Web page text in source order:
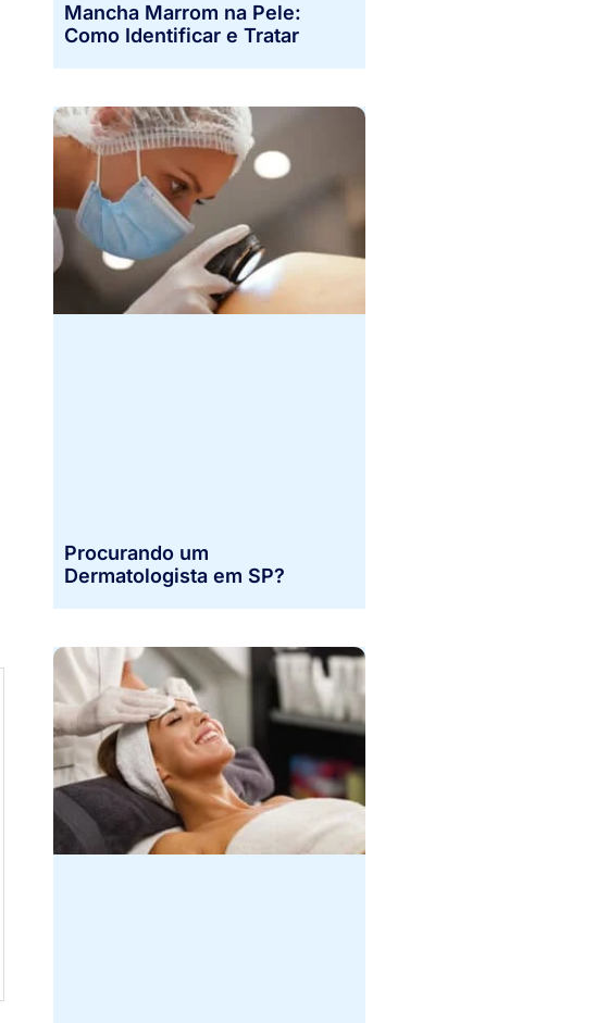
Mancha Marrom na Pele:
Como Identificar e Tratar
Procurando um
Dermatologista em SP?